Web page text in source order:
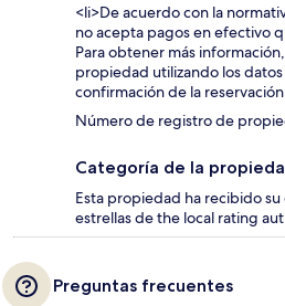
<li>De acuerdo con la
no acepta pagos en efectivo
Para obtener más
propiedad utilizando los
confirmación de la
Número de registro de
Categoría de la
Esta propiedad ha recibido
estrellas de the local rating
Preguntas frecuentes